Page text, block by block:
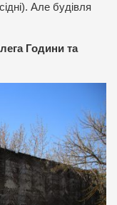
Але будівля
Години та